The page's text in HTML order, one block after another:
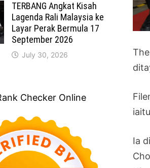
Ia
TERBANG Angkat Kisah
Lagenda Rali Malaysia ke
Layar Perak Bermula 17
September 2026
July 30, 2026
Checker Online